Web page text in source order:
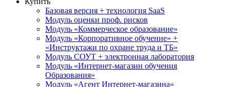
Базовая версия + технология SaaS
Модуль оценки проф. рисков
Модуль «Коммерческое образование»
Модуль «Корпоративное обучение» +
«Инструктажи по охране труда и ТБ»
Модуль СОУТ + электронная лаборатория
Модуль «Интернет-магазин обучения
Образования»
Модуль «Агент Интернет-магазина»